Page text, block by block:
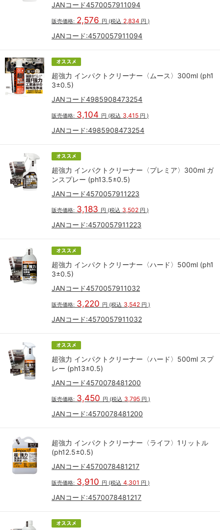
JANコード4570057911094
販売価格: 2,576 円 (税込 2,834 円 )
JANコード:4570057911094
超強力 インパクトクリーナー〈ムース〉300ml (ph1
3±0.5)
JANコード4985908473254
販売価格: 3,104 円 (税込 3,415 円 )
JANコード:4985908473254
超強力 インパクトクリーナー〈プレミア〉300ml ガ
ンスプレー (ph13.5±0.5)
JANコード4570057911223
販売価格: 3,183 円 (税込 3,502 円 )
JANコード:4570057911223
超強力 インパクトクリーナー〈ハード〉500ml (ph1
3±0.5)
JANコード4570057911032
販売価格: 3,220 円 (税込 3,542 円 )
JANコード:4570057911032
超強力 インパクトクリーナー〈ハード〉500ml スプ
レー (ph13±0.5)
JANコード4570078481200
販売価格: 3,450 円 (税込 3,795 円 )
JANコード:4570078481200
超強力 インパクトクリーナー〈ライフ〉1リットル
(ph12.5±0.5)
JANコード4570078481217
販売価格: 3,910 円 (税込 4,301 円 )
JANコード:4570078481217